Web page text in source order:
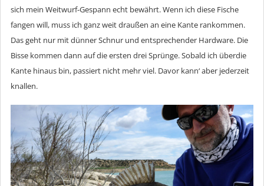
sich mein Weitwurf-Gespann echt bewährt. Wenn ich diese Fische
fangen will, muss ich ganz weit draußen an eine Kante rankommen.
Das geht nur mit dünner Schnur und entsprechender Hardware. Die
Bisse kommen dann auf die ersten drei Sprünge. Sobald ich überdie
Kante hinaus bin, passiert nicht mehr viel. Davor kann‘ aber jederzeit
knallen.